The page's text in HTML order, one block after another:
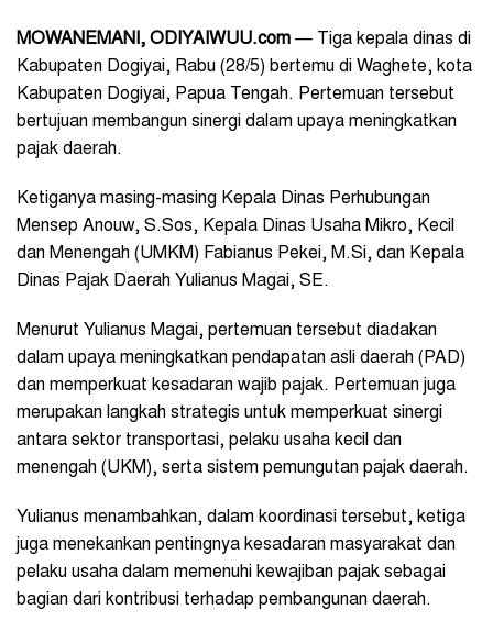
MOWANEMANI, ODIYAIWUU.com — Tiga kepala dinas di
Kabupaten Dogiyai, Rabu (28/5) bertemu di Waghete, kota
Kabupaten Dogiyai, Papua Tengah. Pertemuan tersebut
bertujuan membangun sinergi dalam upaya meningkatkan
pajak daerah.
Ketiganya masing-masing Kepala Dinas Perhubungan
Mensep Anouw, S.Sos, Kepala Dinas Usaha Mikro, Kecil
dan Menengah (UMKM) Fabianus Pekei, M.Si, dan Kepala
Dinas Pajak Daerah Yulianus Magai, SE.
Menurut Yulianus Magai, pertemuan tersebut diadakan
dalam upaya meningkatkan pendapatan asli daerah (PAD)
dan memperkuat kesadaran wajib pajak. Pertemuan juga
merupakan langkah strategis untuk memperkuat sinergi
antara sektor transportasi, pelaku usaha kecil dan
menengah (UKM), serta sistem pemungutan pajak daerah.
Yulianus menambahkan, dalam koordinasi tersebut, ketiga
juga menekankan pentingnya kesadaran masyarakat dan
pelaku usaha dalam memenuhi kewajiban pajak sebagai
bagian dari kontribusi terhadap pembangunan daerah.